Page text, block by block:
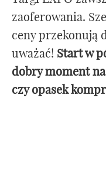
zaoferowania.
ceny przekonują
uważać! Start w
dobry moment
czy opasek